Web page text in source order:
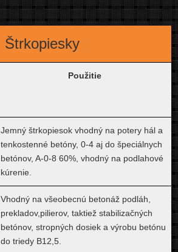
Štrkopiesky
Použitie
Jemný štrkopiesok vhodný na potery hál a
tenkostenné betóny, 0-4 aj do špeciálnych
betónov, A-0-8 60%, vhodný na podlahové
kúrenie.
Vhodný na všeobecnú betonáž podláh,
prekladov,pilierov, taktiež stabilizačných
betónov, stropných dosiek a výrobu betónu
do triedy B12,5.